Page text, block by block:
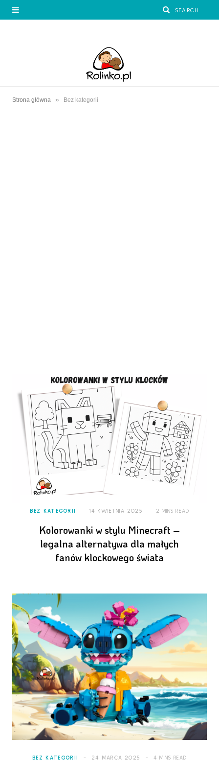
Strona główna » Bez kategorii
BEZ KATEGORII 14 KWIETNIA 2025 2 MINS READ
Kolorowanki w stylu Minecraft –
legalna alternatywa dla małych
fanów klockowego świata
BEZ KATEGORII 24 MARCA 2025 4 MINS READ